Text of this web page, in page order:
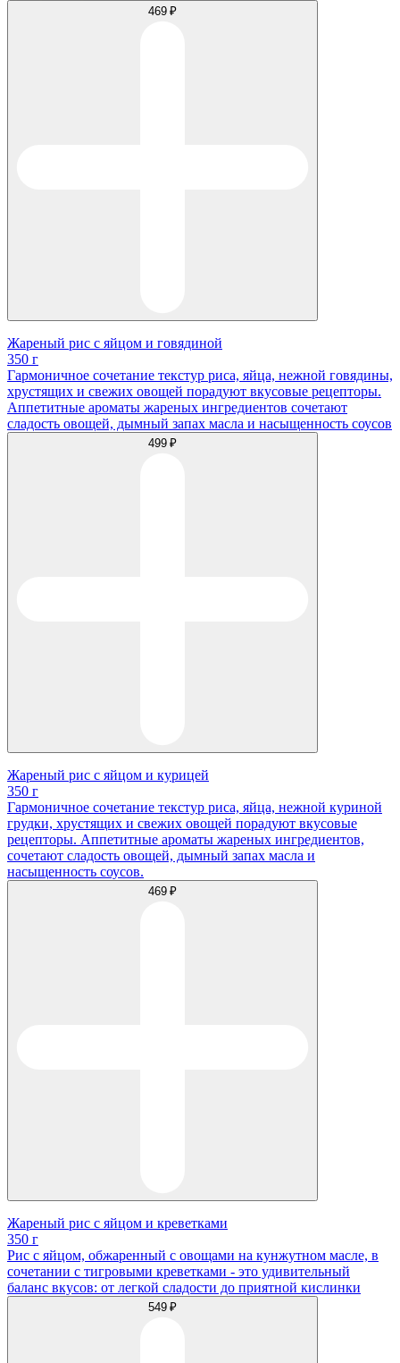
469 ₽
Жареный рис с яйцом и говядиной
350 г
Гармоничное сочетание текстур риса, яйца, нежной говядины,
хрустящих и свежих овощей порадуют вкусовые рецепторы.
Аппетитные ароматы жареных ингредиентов сочетают
сладость овощей, дымный запах масла и насыщенность соусов
499 ₽
Жареный рис с яйцом и курицей
350 г
Гармоничное сочетание текстур риса, яйца, нежной куриной
грудки, хрустящих и свежих овощей порадуют вкусовые
рецепторы. Аппетитные ароматы жареных ингредиентов,
сочетают сладость овощей, дымный запах масла и
насыщенность соусов.
469 ₽
Жареный рис с яйцом и креветками
350 г
Рис с яйцом, обжаренный с овощами на кунжутном масле, в
сочетании с тигровыми креветками - это удивительный
баланс вкусов: от легкой сладости до приятной кислинки
549 ₽